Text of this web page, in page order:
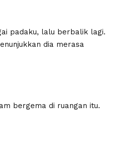
padaku, lalu berbalik lagi.
dia merasa
bergema di ruangan itu.